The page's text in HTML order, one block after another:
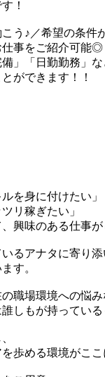
！
う♪／希望の条件
仕事をご紹介可能◎
備」「日勤勤務」
ができます！！
を身に付けたい」
リ稼ぎたい」
興味のある仕事が
るアナタに寄り添
す。
職場環境への悩
しもが持っている
歩める環境がここ